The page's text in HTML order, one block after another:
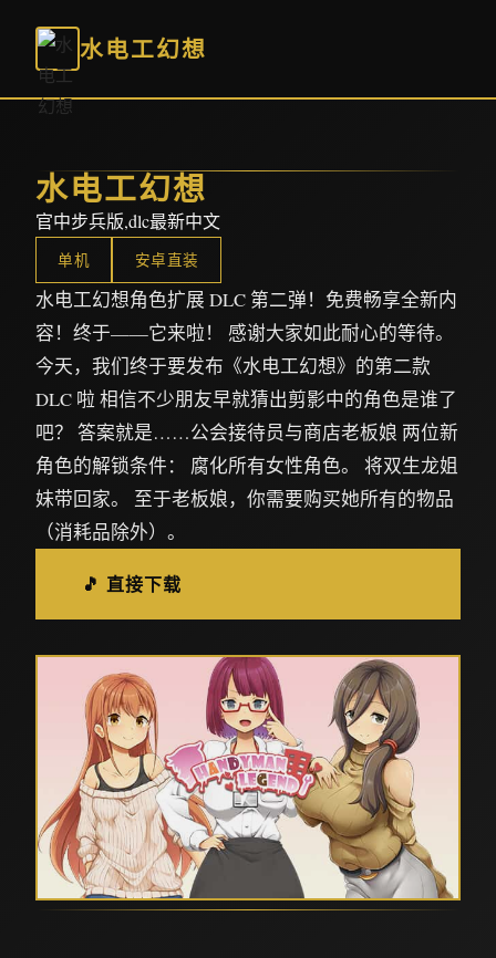
水电工幻想
水电工幻想
官中步兵版,dlc最新中文
单机 安卓直装
水电工幻想角色扩展 DLC 第二弹！免费畅享全新内
容！终于——它来啦！ 感谢大家如此耐心的等待。
今天，我们终于要发布《水电工幻想》的第二款
DLC 啦 相信不少朋友早就猜出剪影中的角色是谁了
吧？ 答案就是……公会接待员与商店老板娘 两位新
角色的解锁条件： 腐化所有女性角色。 将双生龙姐
妹带回家。 至于老板娘，你需要购买她所有的物品
（消耗品除外）。
🎵 直接下载